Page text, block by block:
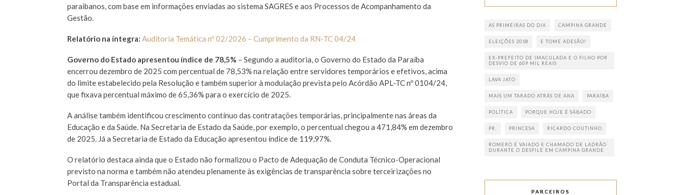
paraibanos, com base em informações enviadas ao sistema SAGRES e aos Processos de Acompanhamento da
Gestão.
Relatório na íntegra: Auditoria Temática nº 02/2026 – Cumprimento da RN-TC 04/24
Governo do Estado apresentou índice de 78,5% – Segundo a auditoria, o Governo do Estado da Paraíba
encerrou dezembro de 2025 com percentual de 78,53% na relação entre servidores temporários e efetivos, acima
do limite estabelecido pela Resolução e também superior à modulação prevista pelo Acórdão APL-TC nº 0104/24,
que fixava percentual máximo de 65,36% para o exercício de 2025.
A análise também identificou crescimento contínuo das contratações temporárias, principalmente nas áreas da
Educação e da Saúde. Na Secretaria de Estado da Saúde, por exemplo, o percentual chegou a 471,84% em dezembro
de 2025. Já a Secretaria de Estado da Educação apresentou índice de 119,97%.
O relatório destaca ainda que o Estado não formalizou o Pacto de Adequação de Conduta Técnico-Operacional
previsto na norma e também não atendeu plenamente às exigências de transparência sobre terceirizações no
Portal da Transparência estadual.
AS PRIMEIRAS DO DIA CAMPINA GRANDE
ELEIÇÕES 2018 E TOME ADESÃO!
EX-PREFEITO DE IMACULADA E O FILHO POR
DESVIO DE 609 MIL REAIS
LAVA JATO
MAIS UM TARADO ATRÁS DE ANA PARAÍBA
POLÍTICA PORQUE HOJE É SÁBADO
PR. PRINCESA RICARDO COUTINHO
ROMERO É VAIADO E CHAMADO DE LADRÃO
DURANTE O DESFILE EM CAMPINA GRANDE
PARCEIROS